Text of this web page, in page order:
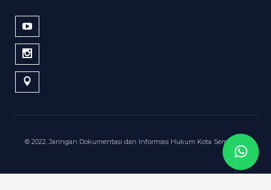
© 2022. Jaringan Dokumentasi dan Informasi Hukum Kota Semarang